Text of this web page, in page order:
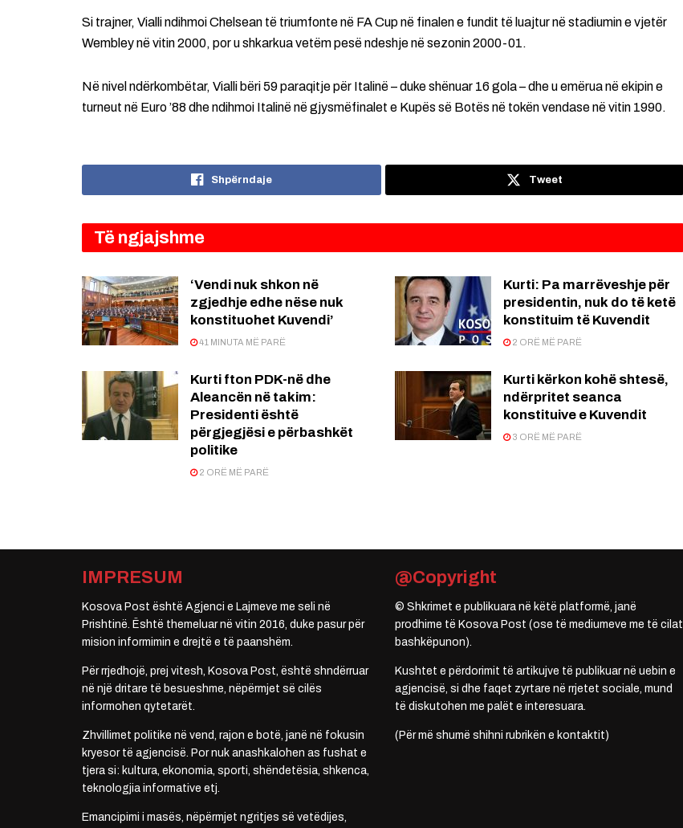
Si trajner, Vialli ndihmoi Chelsean të triumfonte në FA Cup në finalen e fundit të luajtur në stadiumin e vjetër
Wembley në vitin 2000, por u shkarkua vetëm pesë ndeshje në sezonin 2000-01.
Në nivel ndërkombëtar, Vialli bëri 59 paraqitje për Italinë – duke shënuar 16 gola – dhe u emërua në ekipin e
turneut në Euro ’88 dhe ndihmoi Italinë në gjysmëfinalet e Kupës së Botës në tokën vendase në vitin 1990.
Shpërndaje Tweet
Të ngjajshme
‘Vendi nuk shkon në
zgjedhje edhe nëse nuk
konstituohet Kuvendi’
41 MINUTA MË PARË
Kurti: Pa marrëveshje për
presidentin, nuk do të ketë
konstituim të Kuvendit
2 ORË MË PARË
Kurti fton PDK-në dhe
Aleancën në takim:
Presidenti është
përgjegjësi e përbashkët
politike
2 ORË MË PARË
Kurti kërkon kohë shtesë,
ndërpritet seanca
konstituive e Kuvendit
3 ORË MË PARË
IMPRESUM
Kosova Post është Agjenci e Lajmeve me seli në
Prishtinë. Është themeluar në vitin 2016, duke pasur për
mision informimin e drejtë e të paanshëm.
Për rrjedhojë, prej vitesh, Kosova Post, është shndërruar
në një dritare të besueshme, nëpërmjet së cilës
informohen qytetarët.
Zhvillimet politike në vend, rajon e botë, janë në fokusin
kryesor të agjencisë. Por nuk anashkalohen as fushat e
tjera si: kultura, ekonomia, sporti, shëndetësia, shkenca,
teknologjia informative etj.
Emancipimi i masës, nëpërmjet ngritjes së vetëdijes,
@Copyright
© Shkrimet e publikuara në këtë platformë, janë
prodhime të Kosova Post (ose të mediumeve me të cilat
bashkëpunon).
Kushtet e përdorimit të artikujve të publikuar në uebin e
agjencisë, si dhe faqet zyrtare në rrjetet sociale, mund
të diskutohen me palët e interesuara.
(Për më shumë shihni rubrikën e kontaktit)